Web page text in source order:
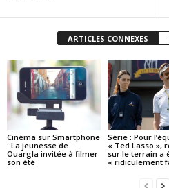
ARTICLES CONNEXES
Cinéma sur Smartphone
: La jeunesse de
Ouargla invitée à filmer
son été
Série : Pour
« Ted Lasso »,
sur le terrain a
« ridiculement